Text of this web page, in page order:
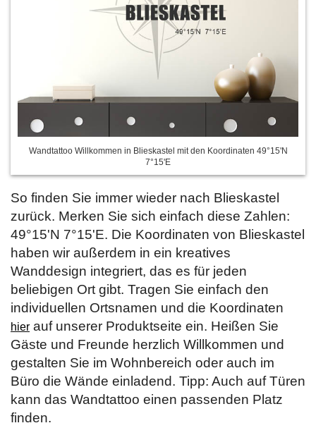
Wandtattoo Willkommen in Blieskastel mit den Koordinaten 49°15'N
7°15'E
So finden Sie immer wieder nach Blieskastel
zurück. Merken Sie sich einfach diese Zahlen:
49°15'N 7°15'E. Die Koordinaten von Blieskastel
haben wir außerdem in ein kreatives
Wanddesign integriert, das es für jeden
beliebigen Ort gibt. Tragen Sie einfach den
individuellen Ortsnamen und die Koordinaten
hier auf unserer Produktseite ein. Heißen Sie
Gäste und Freunde herzlich Willkommen und
gestalten Sie im Wohnbereich oder auch im
Büro die Wände einladend. Tipp: Auch auf Türen
kann das Wandtattoo einen passenden Platz
finden.